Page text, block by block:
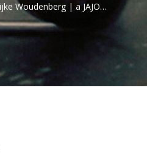
Woudenberg | a JAJO…